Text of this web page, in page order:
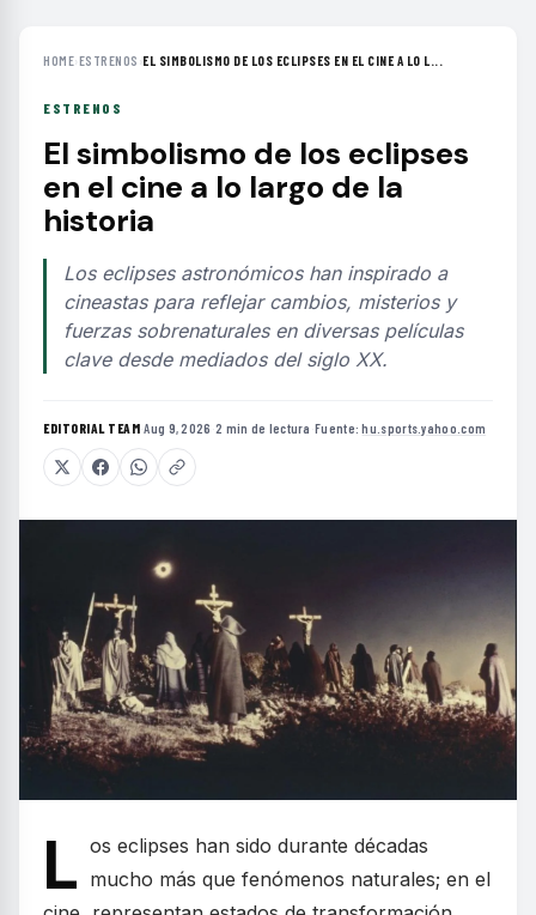
HOME›ESTRENOS ›EL SIMBOLISMO DE LOS ECLIPSES EN EL CINE A LO L...
ESTRENOS
El simbolismo de los eclipses
en el cine a lo largo de la
historia
Los eclipses astronómicos han inspirado a
cineastas para reflejar cambios, misterios y
fuerzas sobrenaturales en diversas películas
clave desde mediados del siglo XX.
EDITORIAL TEAM·Aug 9, 2026 ·2 min de lectura ·Fuente:hu.sports.yahoo.com
L os eclipses han sido durante décadas
mucho más que fenómenos naturales; en el